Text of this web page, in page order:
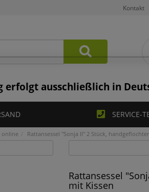
Kontakt
erfolgt ausschließlich in
SERVICE-
online Rattansessel "Sonja II" 2 Stück,
Rattansessel
mit Kissen